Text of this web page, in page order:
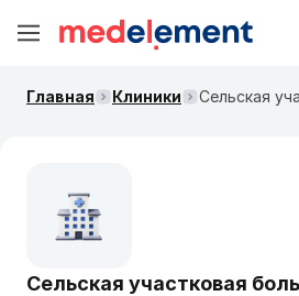
Главная Клиники
Сельская участковая